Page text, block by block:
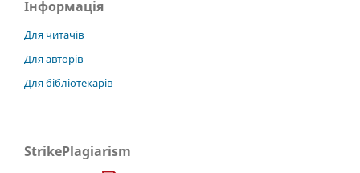
Інформація
Для читачів
Для авторів
Для бібліотекарів
StrikePlagiarism